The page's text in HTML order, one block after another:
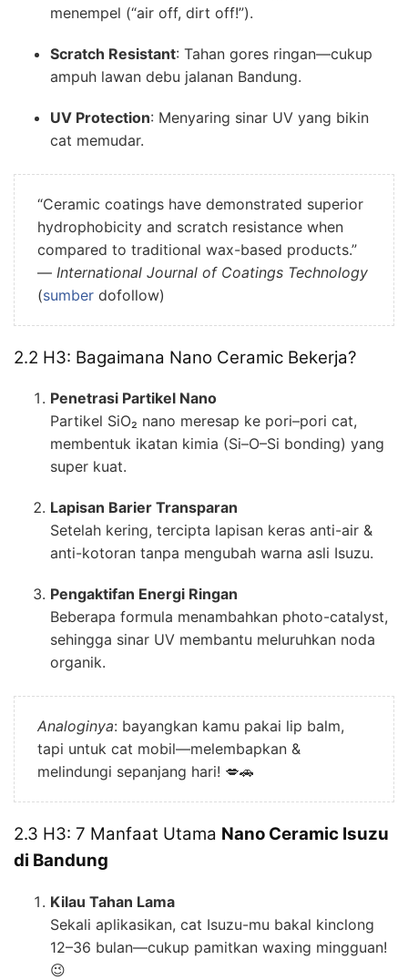
menempel (“air off, dirt off!”).
Scratch Resistant: Tahan gores ringan—cukup
ampuh lawan debu jalanan Bandung.
UV Protection: Menyaring sinar UV yang bikin
cat memudar.
“Ceramic coatings have demonstrated superior
hydrophobicity and scratch resistance when
compared to traditional wax-based products.”
— International Journal of Coatings Technology
(sumber dofollow)
2.2 H3: Bagaimana Nano Ceramic Bekerja?
Penetrasi Partikel Nano
Partikel SiO₂ nano meresap ke pori–pori cat,
membentuk ikatan kimia (Si–O–Si bonding) yang
super kuat.
Lapisan Barier Transparan
Setelah kering, tercipta lapisan keras anti-air &
anti-kotoran tanpa mengubah warna asli Isuzu.
Pengaktifan Energi Ringan
Beberapa formula menambahkan photo-catalyst,
sehingga sinar UV membantu meluruhkan noda
organik.
Analoginya: bayangkan kamu pakai lip balm,
tapi untuk cat mobil—melembapkan &
melindungi sepanjang hari! 💋🚗
2.3 H3: 7 Manfaat Utama Nano Ceramic Isuzu
di Bandung
Kilau Tahan Lama
Sekali aplikasikan, cat Isuzu-mu bakal kinclong
12–36 bulan—cukup pamitkan waxing mingguan!
😉